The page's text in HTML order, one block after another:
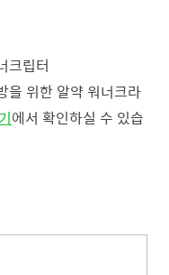
크립터
위한 알약 워너크라
에서 확인하실 수 있습